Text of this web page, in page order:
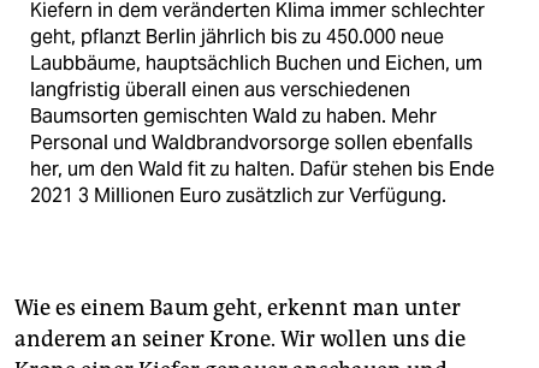
Kiefern in dem veränderten Klima immer schlechter
geht, pflanzt Berlin jährlich bis zu 450.000 neue
Laubbäume, hauptsächlich Buchen und Eichen, um
langfristig überall einen aus verschiedenen
Baumsorten gemischten Wald zu haben. Mehr
Personal und Waldbrandvorsorge sollen ebenfalls
her, um den Wald fit zu halten. Dafür stehen bis Ende
2021 3 Millionen Euro zusätzlich zur Verfügung.
Wie es einem Baum geht, erkennt man unter
anderem an seiner Krone. Wir wollen uns die